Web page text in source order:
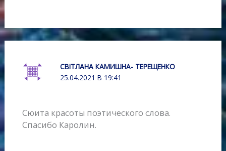
СВІТЛАНА КАМИШНА- ТЕРЕЩЕНКО
25.04.2021 В 19:41
Сюита красоты поэтического слова.
Спасибо Каролин.